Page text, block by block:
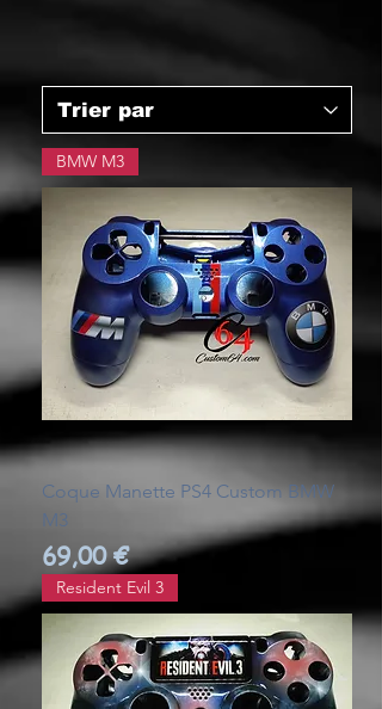
BMW M3
Coque Manette PS4 Custom BMW
M3
Prix
69,00 €
Resident Evil 3